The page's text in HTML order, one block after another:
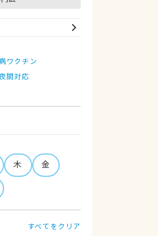
ワクチン
間対応
木
金
すべてをクリア